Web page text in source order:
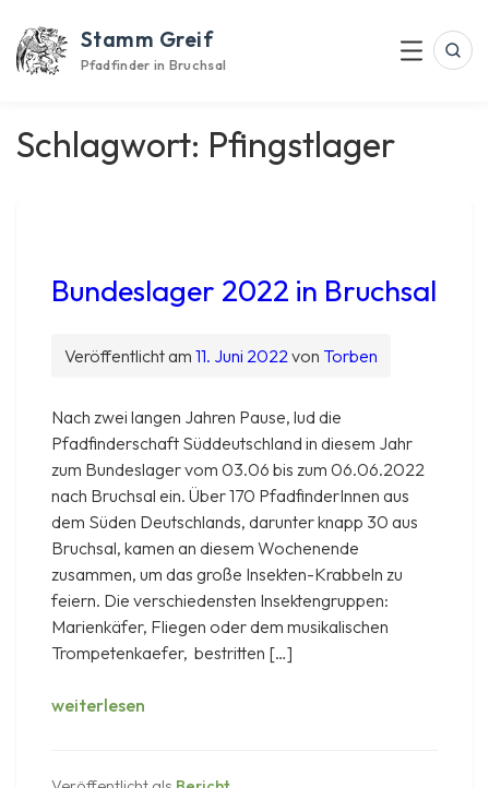
content
Stamm Greif
Pfadfinder in Bruchsal Menu
Schlagwort: Pfingstlager
Bundeslager 2022 in Bruchsal
Veröffentlicht am 11. Juni 2022von Torben
Nach zwei langen Jahren Pause, lud die
Pfadfinderschaft Süddeutschland in diesem Jahr
zum Bundeslager vom 03.06 bis zum 06.06.2022
nach Bruchsal ein. Über 170 PfadfinderInnen aus
dem Süden Deutschlands, darunter knapp 30 aus
Bruchsal, kamen an diesem Wochenende
zusammen, um das große Insekten-Krabbeln zu
feiern. Die verschiedensten Insektengruppen:
Marienkäfer, Fliegen oder dem musikalischen
Trompetenkaefer, bestritten […]
weiterlesen
Bruchsal